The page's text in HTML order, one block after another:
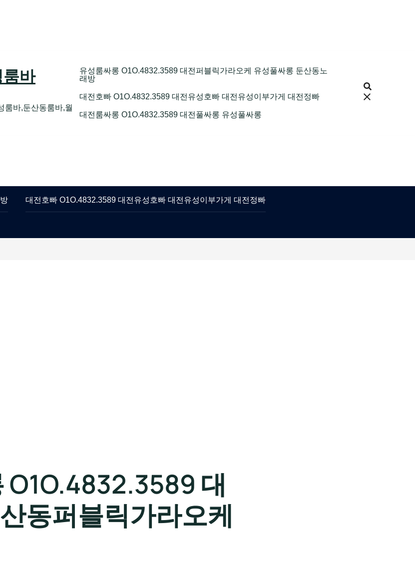
바
룸바,둔산동룸바,월
유성룸싸롱 O1O.4832.3589 대전퍼블릭가라오케 유성풀싸롱 둔산동노
래방
대전호빠 O1O.4832.3589 대전유성호빠 대전유성이부가게 대전정빠
대전룸싸롱 O1O.4832.3589 대전풀싸롱 유성풀싸롱
대전호빠 O1O.4832.3589 대전유성호빠 대전유성이부가게 대전정빠
O1O.4832.3589 대
동퍼블릭가라오케